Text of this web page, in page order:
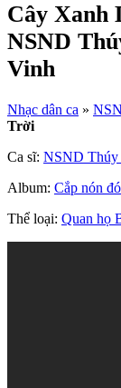
Cây Xanh
NSND
Vinh
Nhạc dân ca »
Trời
Ca sĩ: NSND Thúy
Album: Cắp nón
Thể loại: Quan họ